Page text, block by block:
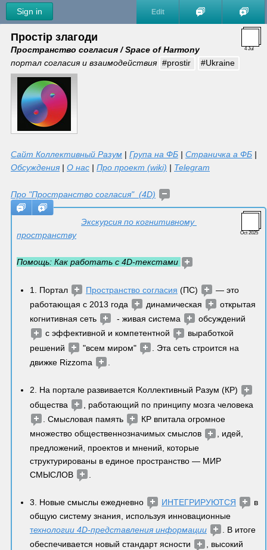
Sign in Edit
4 Jul
Простір злагоди
Пространство согласия / Space of Harmony
портал согласия и взаимодействия #prostir #Ukraine
Сайт Коллективный Разум | Група на ФБ | Страничка а ФБ
Обсуждения | О нас | Про проект (wiki) | Telegram
Про "Пространство согласия"  (4D)
Oct 2025
Экскурсия по когнитивному
пространству
Помощь: Как работать с 4D-текстами
1. Портал Пространство согласия (ПС)
— это
работающая с 2013 года
динамическая
открытая
когнитивная сеть
  - живая система
обсуждений
с эффективной и компетентной
выработкой
решений
"всем миром"
. Эта сеть строится на
движке Rizzoma
2. На портале развивается Коллективный Разум (КР)
общества
, работающий по принципу мозга человека
. Смысловая память
КР впитала огромное
множество общественнозначимых смыслов
, идей,
предложений, проектов и мнений, которые
структурированы в единое пространство — МИР
СМЫСЛОВ
3. Новые смыслы ежедневно ИНТЕГРИРУЮТСЯ
в
технологии 4D-представления информации
. В итоге
обеспечивается новый стандарт ясности
, высокий